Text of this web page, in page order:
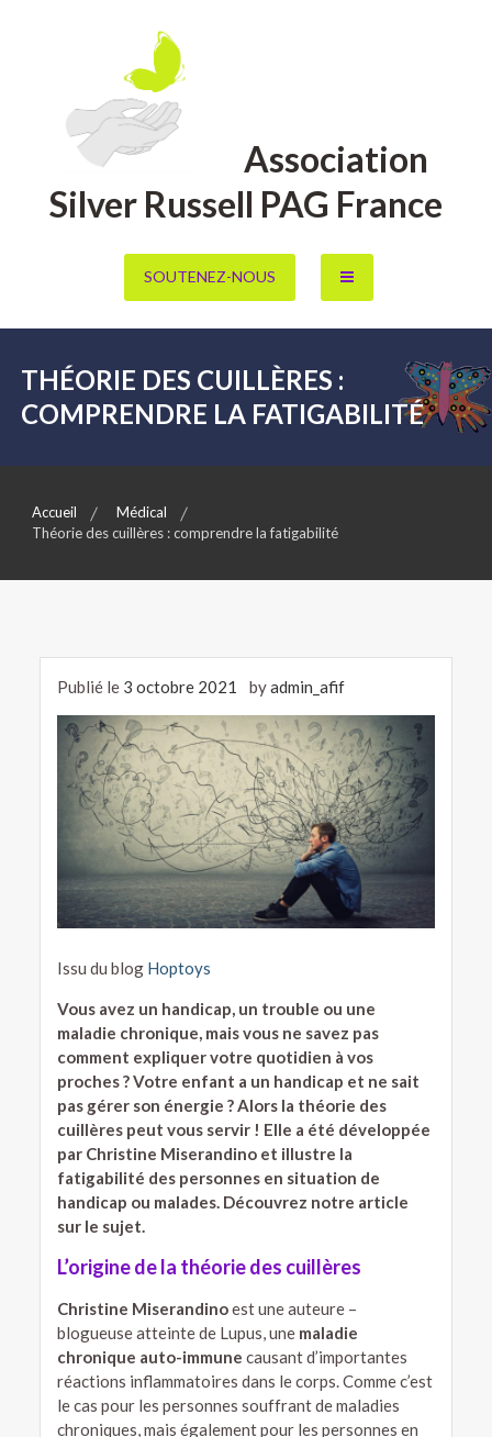
Association
Silver Russell PAG France
SOUTENEZ-NOUS
THÉORIE DES CUILLÈRES :
COMPRENDRE LA FATIGABILITÉ
Accueil
Médical
Théorie des cuillères : comprendre la fatigabilité
Publié le 3 octobre 2021 byadmin_afif
Issu du blog Hoptoys
Vous avez un handicap, un trouble ou une
maladie chronique, mais vous ne savez pas
comment expliquer votre quotidien à vos
proches ? Votre enfant a un handicap et ne sait
pas gérer son énergie ? Alors la théorie des
cuillères peut vous servir ! Elle a été développée
par Christine Miserandino et illustre la
fatigabilité des personnes en situation de
handicap ou malades. Découvrez notre article
sur le sujet.
L’origine de la théorie des cuillères
Christine Miserandinoest une auteure –
blogueuse atteinte de Lupus, une maladie
chronique auto-immune causant d’importantes
réactions inflammatoires dans le corps. Comme c’est
le cas pour les personnes souffrant de maladies
chroniques, mais également pour les personnes en